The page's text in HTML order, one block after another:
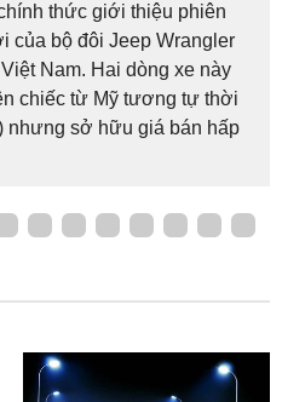
thức giới thiệu phiên
của bộ đôi Jeep Wrangler
Nam. Hai dòng xe này
chiếc từ Mỹ tương tự thời
nhưng sở hữu giá bán hấp